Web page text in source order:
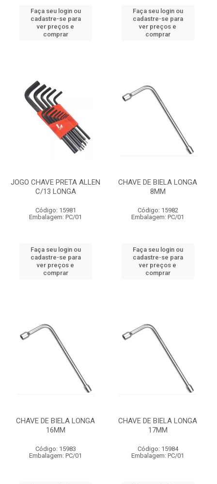
Faça seu login ou
cadastre-se para
ver preços e
comprar
Faça seu login ou
cadastre-se para
ver preços e
comprar
JOGO CHAVE PRETA ALLEN
C/13 LONGA
Código: 15981
Embalagem: PC/01
Faça seu login ou
cadastre-se para
ver preços e
comprar
CHAVE DE BIELA LONGA
8MM
Código: 15982
Embalagem: PC/01
Faça seu login ou
cadastre-se para
ver preços e
comprar
CHAVE DE BIELA LONGA
16MM
Código: 15983
Embalagem: PC/01
CHAVE DE BIELA LONGA
17MM
Código: 15984
Embalagem: PC/01